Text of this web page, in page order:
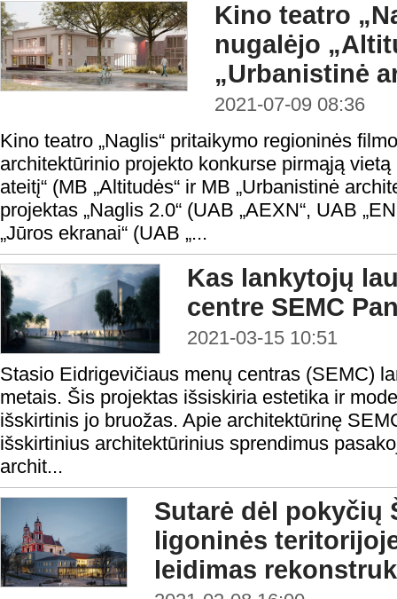
Kino teatro
nugalėjo
„Urbanistinė
2021-07-09 08:36
Kino teatro „Naglis“ pritaikymo regioninės
architektūrinio projekto konkurse pirmąją
ateitį“ (MB „Altitudės“ ir MB „Urbanistinė
projektas „Naglis 2.0“ (UAB „AEXN“, UAB
„Jūros ekranai“ (UAB „...
Kas lankytojų
centre SEMC
2021-03-15 10:51
Stasio Eidrigevičiaus menų centras (SEMC)
metais. Šis projektas išsiskiria estetika ir
išskirtinis jo bruožas. Apie architektūrinę
išskirtinius architektūrinius sprendimus
archit...
Sutarė dėl pokyčių
ligoninės
leidimas